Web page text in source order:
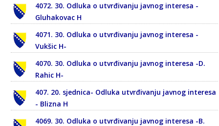
4072. 30. Odluka o utvrđivanju javnog interesa -
Gluhakovac H
4071. 30. Odluka o utvrđivanju javnog interesa -
Vukšic H-
4070. 30. Odluka o utvrđivanju javnog interesa -D.
Rahic H-
407. 20. sjednica- Odluka utvrđivanju javnog interesa
- Blizna H
4069. 30. Odluka o utvrđivanju javnog interesa -B.